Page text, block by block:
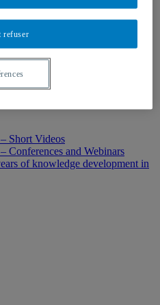
– Cycle 3
Short Videos
Conferences and Webinars
of knowledge development in
refuser